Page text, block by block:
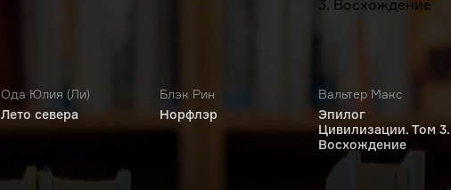
Ода Юлия (Ли)
Лето севера
Блэк Рин
Норфлэр
Вальтер Макс
Эпилог
Цивилизации. Том 3.
Восхождение